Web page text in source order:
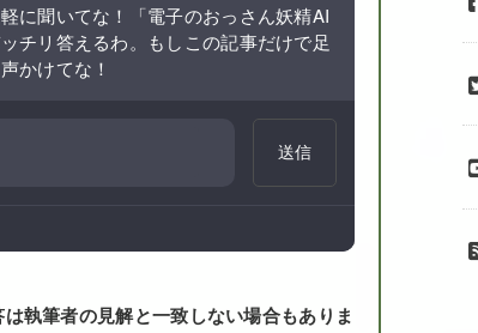
に聞いてな！「電子のおっさん妖精AI
チリ答えるわ。もしこの記事だけで足
かけてな！
送信
執筆者の見解と一致しない場合もありま